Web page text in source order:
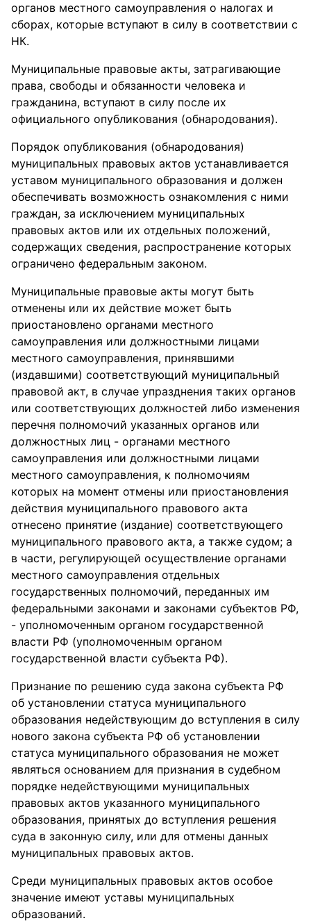
органов местного самоуправления о налогах и
сборах, которые вступают в силу в соответствии с
НК.
Муниципальные правовые акты, затрагивающие
права, свободы и обязанности человека и
гражданина, вступают в силу после их
официального опубликования (обнародования).
Порядок опубликования (обнародования)
муниципальных правовых актов устанавливается
уставом муниципального образования и должен
обеспечивать возможность ознакомления с ними
граждан, за исключением муниципальных
правовых актов или их отдельных положений,
содержащих сведения, распространение которых
ограничено федеральным законом.
Муниципальные правовые акты могут быть
отменены или их действие может быть
приостановлено органами местного
самоуправления или должностными лицами
местного самоуправления, принявшими
(издавшими) соответствующий муниципальный
правовой акт, в случае упразднения таких органов
или соответствующих должностей либо изменения
перечня полномочий указанных органов или
должностных лиц - органами местного
самоуправления или должностными лицами
местного самоуправления, к полномочиям
которых на момент отмены или приостановления
действия муниципального правового акта
отнесено принятие (издание) соответствующего
муниципального правового акта, а также судом; а
в части, регулирующей осуществление органами
местного самоуправления отдельных
государственных полномочий, переданных им
федеральными законами и законами субъектов РФ,
- уполномоченным органом государственной
власти РФ (уполномоченным органом
государственной власти субъекта РФ).
Признание по решению суда закона субъекта РФ
об установлении статуса муниципального
образования недействующим до вступления в силу
нового закона субъекта РФ об установлении
статуса муниципального образования не может
являться основанием для признания в судебном
порядке недействующими муниципальных
правовых актов указанного муниципального
образования, принятых до вступления решения
суда в законную силу, или для отмены данных
муниципальных правовых актов.
Среди муниципальных правовых актов особое
значение имеют уставы муниципальных
образований.